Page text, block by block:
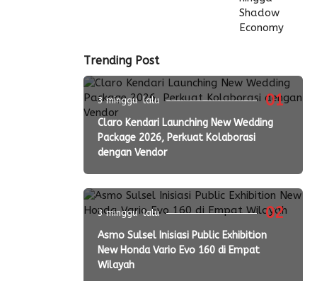
Trending Post
01
3 minggu lalu
Claro Kendari Launching New Wedding
Package 2026, Perkuat Kolaborasi
dengan Vendor
02
3 minggu lalu
Asmo Sulsel Inisiasi Public Exhibition
New Honda Vario Evo 160 di Empat
Wilayah